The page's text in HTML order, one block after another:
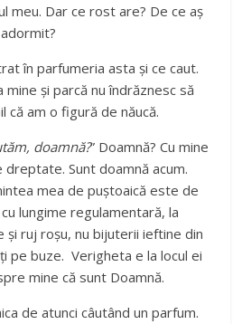
meu. Dar ce rost are? De ce aș
în parfumeria asta și ce caut.
și parcă nu îndrăznesc să
că am o figură de năucă.
doamnă?” Doamnă? Cu mine
Sunt doamnă acum.
mea de puștoaică este de
lungime regulamentară, la
și ruj roșu, nu bijuterii ieftine din
pe buze. Verigheta e la locul ei
mine că sunt Doamnă.
de atunci câutând un parfum.